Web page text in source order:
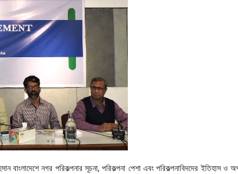
বাংলাদেশে নগর পরিকল্পনার সূচনা, পরিকল্পনা পেশা এবং পরিকল্পনাবিদদের ইতিহাস